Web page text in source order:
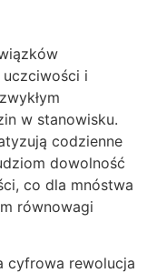
i
w stanowisku.
codzienne
dowolność
co dla mnóstwa
równowagi
cyfrowa rewolucja